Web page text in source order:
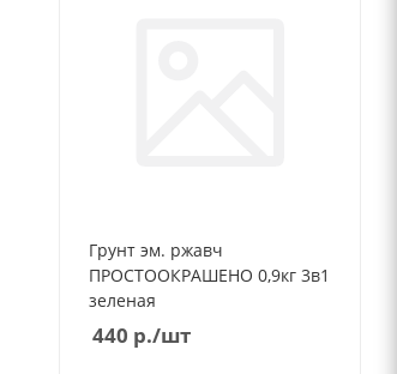
Грунт эм. ржавч
ПРОСТООКРАШЕНО 0,9кг 3в1
зеленая
440 р./шт